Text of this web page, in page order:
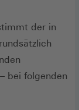
der in
bei folgenden